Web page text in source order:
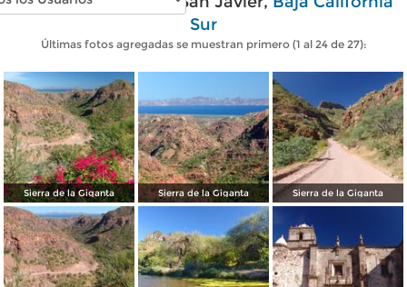
Sur
Últimas fotos agregadas se muestran primero (1 al 24 de 27):
Sierra de la Giganta Sierra de la Giganta Sierra de la Giganta